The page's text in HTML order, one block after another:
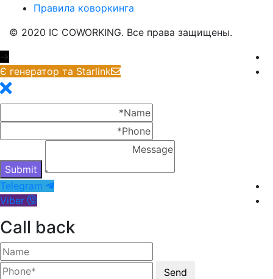
Правила коворкинга
© 2020 IC COWORKING. Все права защищены.
→
Є генератор та Starlink
Telegram
Viber
Call back
Send